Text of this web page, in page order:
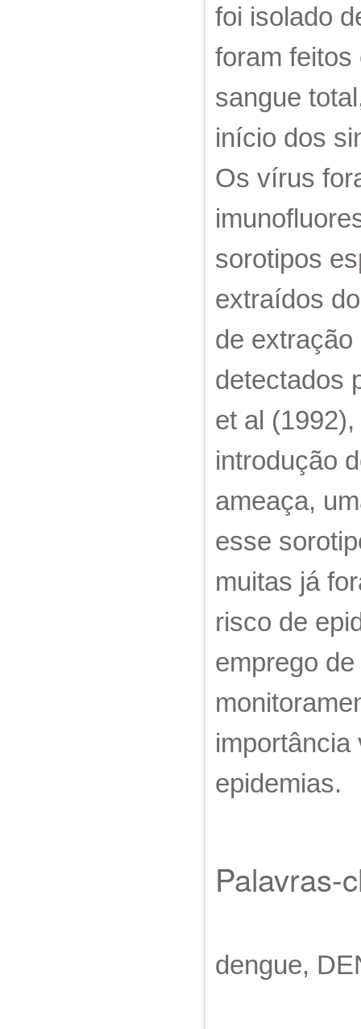
foi isolado
foram feitos
sangue
início dos
Os vírus
sorotipos
extraídos
de
detectados
et al
introdução
ameaça,
esse
muitas já
risco de
emprego
importância
epidemias.
Palavras-
dengue,